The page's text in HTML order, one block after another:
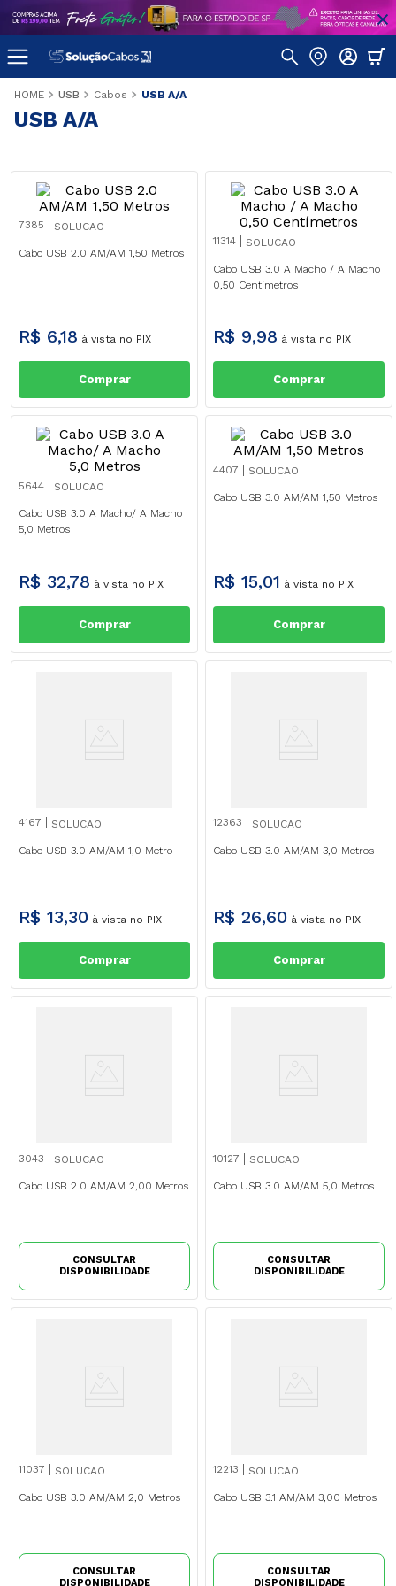
USB Cabos USB A/A
USB A/A
7385 SOLUCAO
Cabo USB 2.0 AM/AM 1,50 Metros
R$ 6,18 à vista no PIX
Comprar
11314 SOLUCAO
Cabo USB 3.0 A Macho / A Macho
0,50 Centímetros
R$ 9,98 à vista no PIX
Comprar
5644 SOLUCAO
Cabo USB 3.0 A Macho/ A Macho
5,0 Metros
R$ 32,78 à vista no PIX
Comprar
4407 SOLUCAO
Cabo USB 3.0 AM/AM 1,50 Metros
R$ 15,01 à vista no PIX
Comprar
4167 SOLUCAO
Cabo USB 3.0 AM/AM 1,0 Metro
R$ 13,30 à vista no PIX
Comprar
12363 SOLUCAO
Cabo USB 3.0 AM/AM 3,0 Metros
R$ 26,60 à vista no PIX
Comprar
3043 SOLUCAO
Cabo USB 2.0 AM/AM 2,00 Metros
CONSULTAR
DISPONIBILIDADE
10127 SOLUCAO
Cabo USB 3.0 AM/AM 5,0 Metros
CONSULTAR
DISPONIBILIDADE
11037 SOLUCAO
Cabo USB 3.0 AM/AM 2,0 Metros
CONSULTAR
DISPONIBILIDADE
12213 SOLUCAO
Cabo USB 3.1 AM/AM 3,00 Metros
CONSULTAR
DISPONIBILIDADE